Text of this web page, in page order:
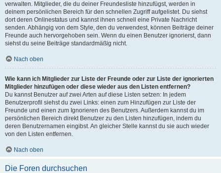
verwalten. Mitglieder, die du deiner Freundesliste hinzufügst, werden in
deinem persönlichen Bereich für den schnellen Zugriff aufgelistet. Du siehst
dort deren Onlinestatus und kannst ihnen schnell eine Private Nachricht
senden. Abhängig von dem Style, den du verwendest, können Beiträge deiner
Freunde auch hervorgehoben sein. Wenn du einen Benutzer ignorierst, dann
siehst du seine Beiträge standardmäßig nicht.
Nach oben
Wie kann ich Mitglieder zur Liste der Freunde oder zur Liste der ignorierten
Mitglieder hinzufügen oder diese wieder aus den Listen entfernen?
Du kannst Benutzer auf zwei Arten auf diese Listen setzen: In jedem
Benutzerprofil siehst du zwei Links: einen zum Hinzufügen zur Liste der
Freunde und einen zum Ignorieren des Benutzers. Außerdem kannst du im
persönlichen Bereich direkt Benutzer zu den Listen hinzufügen, indem du
deren Benutzernamen eingibst. An gleicher Stelle kannst du sie auch wieder
von den Listen entfernen.
Nach oben
Die Foren durchsuchen